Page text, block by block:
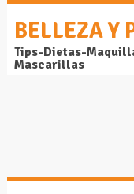
BELLEZA Y
Tips-Dietas-
Mascarillas